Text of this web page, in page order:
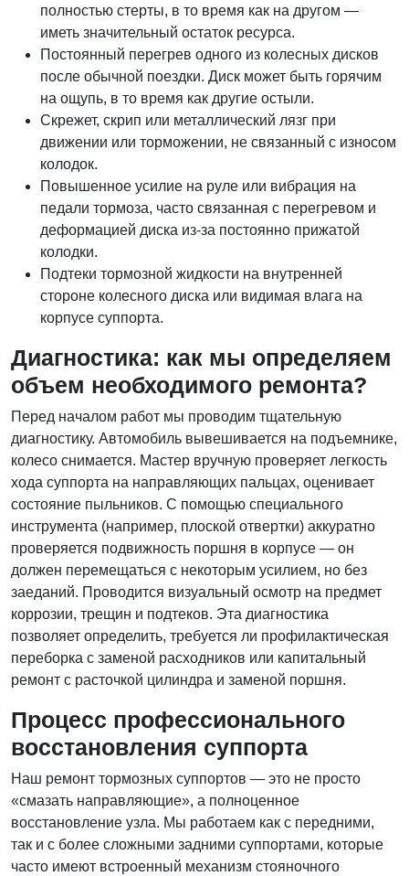
полностью стерты, в то время как на другом —
иметь значительный остаток ресурса.
Постоянный перегрев одного из колесных дисков
после обычной поездки. Диск может быть горячим
на ощупь, в то время как другие остыли.
Скрежет, скрип или металлический лязг при
движении или торможении, не связанный с износом
колодок.
Повышенное усилие на руле или вибрация на
педали тормоза, часто связанная с перегревом и
деформацией диска из-за постоянно прижатой
колодки.
Подтеки тормозной жидкости на внутренней
стороне колесного диска или видимая влага на
корпусе суппорта.
Диагностика: как мы определяем
объем необходимого ремонта?
Перед началом работ мы проводим тщательную
диагностику. Автомобиль вывешивается на подъемнике,
колесо снимается. Мастер вручную проверяет легкость
хода суппорта на направляющих пальцах, оценивает
состояние пыльников. С помощью специального
инструмента (например, плоской отвертки) аккуратно
проверяется подвижность поршня в корпусе — он
должен перемещаться с некоторым усилием, но без
заеданий. Проводится визуальный осмотр на предмет
коррозии, трещин и подтеков. Эта диагностика
позволяет определить, требуется ли профилактическая
переборка с заменой расходников или капитальный
ремонт с расточкой цилиндра и заменой поршня.
Процесс профессионального
восстановления суппорта
Наш ремонт тормозных суппортов — это не просто
«смазать направляющие», а полноценное
восстановление узла. Мы работаем как с передними,
так и с более сложными задними суппортами, которые
часто имеют встроенный механизм стояночного